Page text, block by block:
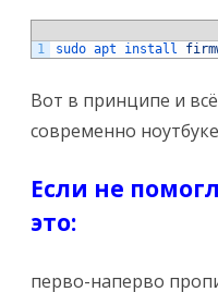
1
sudo apt install
Вот в принципе и
современно
Если не
это:
перво-наперво